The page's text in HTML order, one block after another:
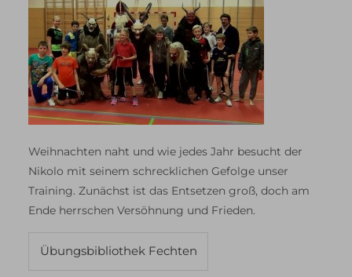
Weihnachten naht und wie jedes Jahr besucht der
Nikolo mit seinem schrecklichen Gefolge unser
Training. Zunächst ist das Entsetzen groß, doch am
Ende herrschen Versöhnung und Frieden.
Übungsbibliothek Fechten